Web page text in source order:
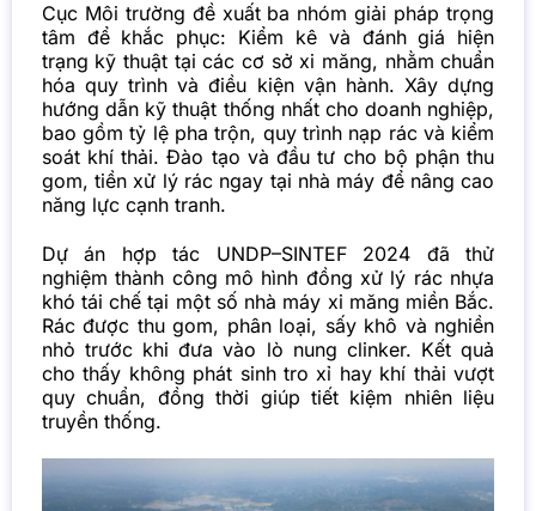
Cục Môi trường đề xuất ba nhóm giải pháp trọng
tâm để khắc phục: Kiểm kê và đánh giá hiện
trạng kỹ thuật tại các cơ sở xi măng, nhằm chuẩn
hóa quy trình và điều kiện vận hành. Xây dựng
hướng dẫn kỹ thuật thống nhất cho doanh nghiệp,
bao gồm tỷ lệ pha trộn, quy trình nạp rác và kiểm
soát khí thải. Đào tạo và đầu tư cho bộ phận thu
gom, tiền xử lý rác ngay tại nhà máy để nâng cao
năng lực cạnh tranh.
Dự án hợp tác UNDP–SINTEF 2024 đã thử
nghiệm thành công mô hình đồng xử lý rác nhựa
khó tái chế tại một số nhà máy xi măng miền Bắc.
Rác được thu gom, phân loại, sấy khô và nghiền
nhỏ trước khi đưa vào lò nung clinker. Kết quả
cho thấy không phát sinh tro xỉ hay khí thải vượt
quy chuẩn, đồng thời giúp tiết kiệm nhiên liệu
truyền thống.